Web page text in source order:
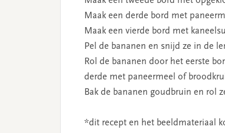
Maak een derde bord met
Maak een vierde bord met
Pel de bananen en snijd ze in de
Rol de bananen door het eerste
derde met paneermeel of
Bak de bananen goudbruin en rol
*dit recept en het beeldmateriaal